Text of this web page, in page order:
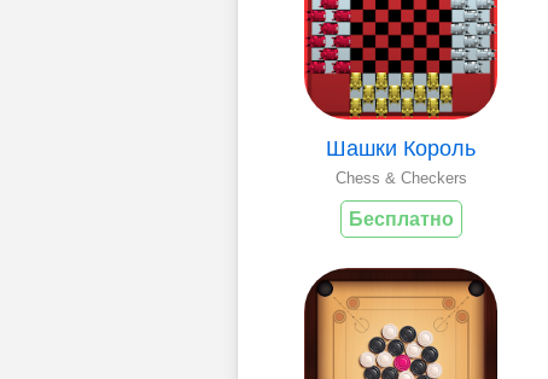
Шашки Король
Chess & Checkers
Бесплатно